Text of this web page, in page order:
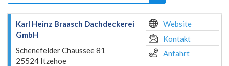
Karl Heinz Braasch Dachdeckerei
GmbH
Schenefelder Chaussee 81
25524 Itzehoe
Website
Kontakt
Anfahrt